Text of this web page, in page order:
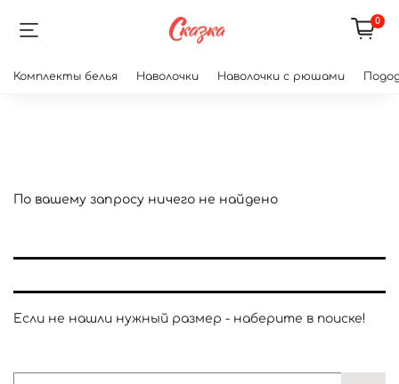
0
Комплекты белья Наволочки Наволочки с рюшами
По вашему запросу ничего не найдено
Если не нашли нужный размер - наберите в поиске!